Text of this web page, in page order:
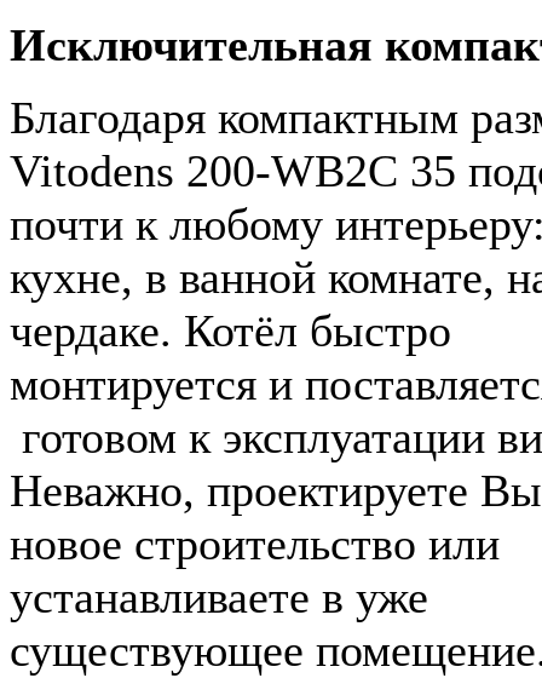
Исключительная
Благодаря компактным
Vitodens 200-WB2C 35
почти к любому
кухне, в ванной комнате,
чердаке. Котёл быстро
монтируется и
готовом к эксплуатации
Неважно, проектируете
новое строительство или
устанавливаете в уже
существующее